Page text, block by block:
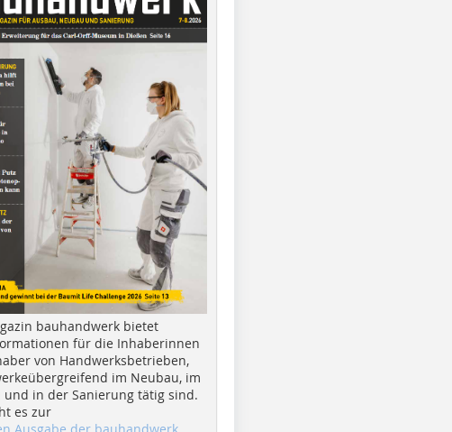
x
bauhandwerk bietet
für die Inhaberinnen
von Handwerksbetrieben,
im Neubau, im
und in der Sanierung tätig sind.
es zur
Ausgabe der bauhandwerk